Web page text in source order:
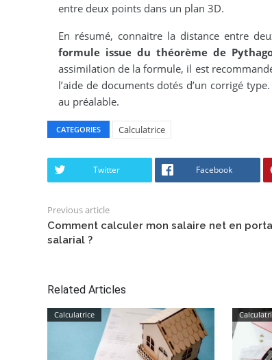
entre deux points dans un plan 3D.
En résumé, connaitre la distance entre
formule issue du théorème de
assimilation de la formule, il est
l’aide de documents dotés d’un corrigé
au préalable.
CATEGORIES Calculatrice
Twitter Facebook
Previous article
Comment calculer mon salaire net en
salarial ?
Related Articles
Calculatrice